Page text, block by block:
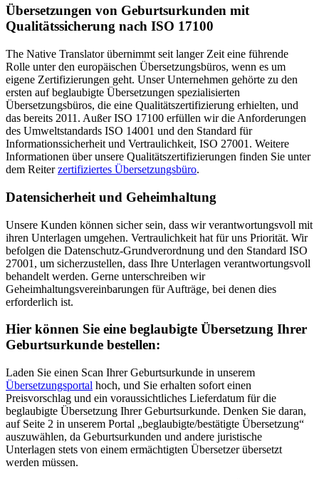
Übersetzungen von Geburtsurkunden mit
Qualitätssicherung nach ISO 17100
The Native Translator übernimmt seit langer Zeit eine führende
Rolle unter den europäischen Übersetzungsbüros, wenn es um
eigene Zertifizierungen geht. Unser Unternehmen gehörte zu den
ersten auf beglaubigte Übersetzungen spezialisierten
Übersetzungsbüros, die eine Qualitätszertifizierung erhielten, und
das bereits 2011. Außer ISO 17100 erfüllen wir die Anforderungen
des Umweltstandards ISO 14001 und den Standard für
Informationssicherheit und Vertraulichkeit, ISO 27001. Weitere
Informationen über unsere Qualitätszertifizierungen finden Sie unter
dem Reiterzertifiziertes Übersetzungsbüro.
Datensicherheit und Geheimhaltung
Unsere Kunden können sicher sein, dass wir verantwortungsvoll mit
ihren Unterlagen umgehen. Vertraulichkeit hat für uns Priorität. Wir
befolgen die Datenschutz-Grundverordnung und den Standard ISO
27001, um sicherzustellen, dass Ihre Unterlagen verantwortungsvoll
behandelt werden. Gerne unterschreiben wir
Geheimhaltungsvereinbarungen für Aufträge, bei denen dies
erforderlich ist.
Hier können Sie eine beglaubigte Übersetzung Ihrer
Geburtsurkunde bestellen:
Laden Sie einen Scan Ihrer Geburtsurkunde in unserem
Übersetzungsportal hoch, und Sie erhalten sofort einen
Preisvorschlag und ein voraussichtliches Lieferdatum für die
beglaubigte Übersetzung Ihrer Geburtsurkunde. Denken Sie daran,
auf Seite 2 in unserem Portal „beglaubigte/bestätigte Übersetzung“
auszuwählen, da Geburtsurkunden und andere juristische
Unterlagen stets von einem ermächtigten Übersetzer übersetzt
werden müssen.